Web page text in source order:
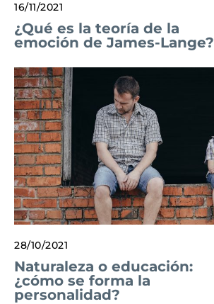
16/11/2021
¿Qué es la teoría de la
emoción de James-Lange?
28/10/2021
Naturaleza o educación:
¿cómo se forma la
personalidad?